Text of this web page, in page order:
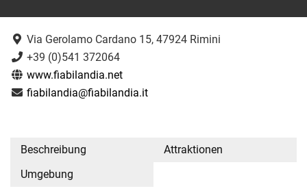
Via Gerolamo Cardano 15, 47924 Rimini
+39 (0)541 372064
www.fiabilandia.net
fiabilandia@fiabilandia.it
Beschreibung
Attraktionen
Umgebung